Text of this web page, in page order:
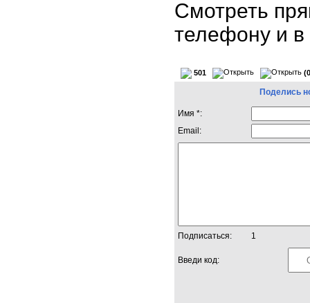
Смотреть
телефону и
501
Поделись
Имя *:
Email:
Подписаться: 1
Введи код: